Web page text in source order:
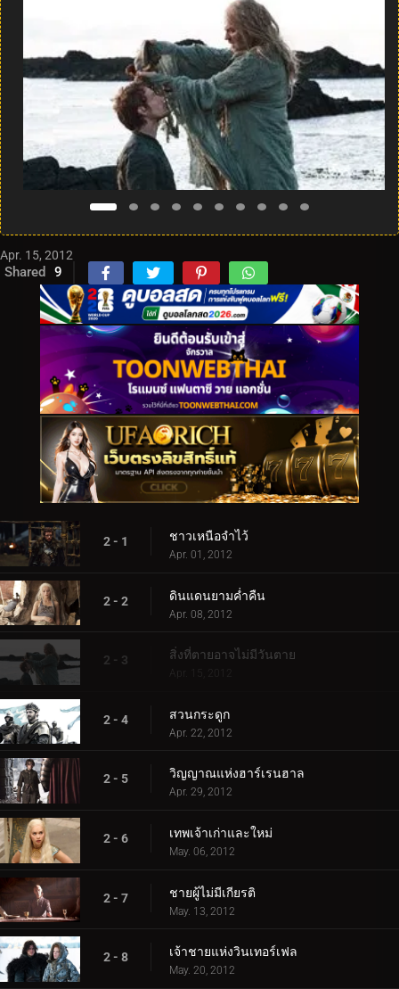
Apr. 15, 2012
Shared 9
2 - 1 ชาวเหนือจำไว้
Apr. 01, 2012
2 - 2 ดินแดนยามค่ำคืน
Apr. 08, 2012
2 - 3 สิ่งที่ตายอาจไม่มีวันตาย
Apr. 15, 2012
2 - 4 สวนกระดูก
Apr. 22, 2012
2 - 5 วิญญาณแห่งฮาร์เรนฮาล
Apr. 29, 2012
2 - 6 เทพเจ้าเก่าและใหม่
May. 06, 2012
2 - 7 ชายผู้ไม่มีเกียรติ
May. 13, 2012
2 - 8 เจ้าชายแห่งวินเทอร์เฟล
May. 20, 2012